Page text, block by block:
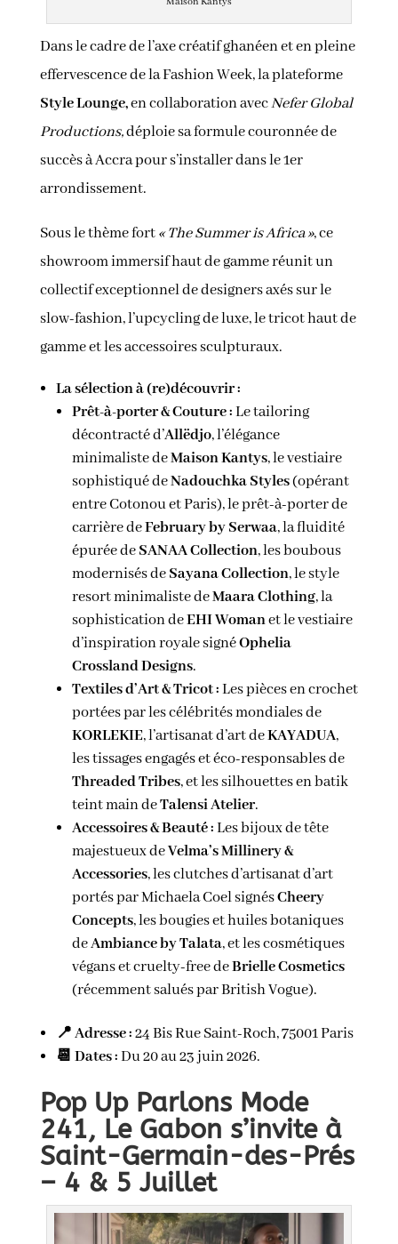
Dans le cadre de l’axe créatif ghanéen et en pleine
effervescence de la Fashion Week, la plateforme
Style Lounge,en collaboration avecNefer Global
Productions,déploie sa formule couronnée de
succès à Accra pour s’installer dans le 1er
arrondissement.
Sous le thème fort« The Summer is Africa », ce
showroom immersif haut de gamme réunit un
collectif exceptionnel de designers axés sur le
slow-fashion, l’upcycling de luxe, le tricot haut de
gamme et les accessoires sculpturaux.
La sélection à (re)découvrir :
Prêt-à-porter & Couture :Le tailoring
décontracté d’Allëdjo, l’élégance
minimaliste deMaison Kantys, le vestiaire
sophistiqué deNadouchka Styles(opérant
entre Cotonou et Paris), le prêt-à-porter de
carrière deFebruary by Serwaa, la fluidité
épurée deSANAA Collection, les boubous
modernisés deSayana Collection, le style
resort minimaliste deMaara Clothing, la
sophistication deEHI Womanet le vestiaire
d’inspiration royale signéOphelia
Crossland Designs.
Textiles d’Art & Tricot :Les pièces en crochet
portées par les célébrités mondiales de
KORLEKIE, l’artisanat d’art deKAYADUA,
les tissages engagés et éco-responsables de
Threaded Tribes, et les silhouettes en batik
teint main deTalensi Atelier.
Accessoires & Beauté :Les bijoux de tête
majestueux deVelma’s Millinery &
Accessories, les clutches d’artisanat d’art
portés par Michaela Coel signésCheery
Concepts, les bougies et huiles botaniques
deAmbiance by Talata, et les cosmétiques
végans et cruelty-free deBrielle Cosmetics
(récemment salués par British Vogue).
📍 Adresse :24 Bis Rue Saint-Roch, 75001 Paris
📆 Dates :Du 20 au 23 juin 2026.
Pop Up Parlons Mode
241, Le Gabon s’invite à
Saint-Germain-des-Prés
– 4 & 5 Juillet